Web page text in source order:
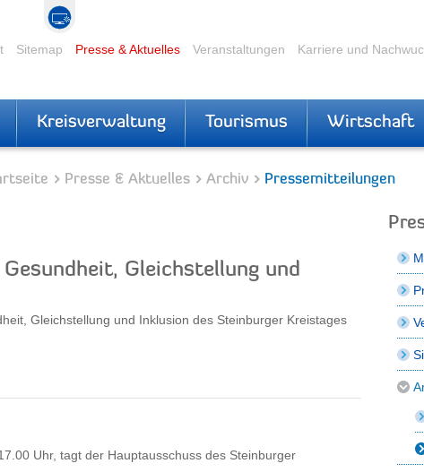
Sitemap Presse & Aktuelles Veranstaltungen Karriere und
Kreisverwaltung Tourismus Wirtschaft
Presse & Aktuelles Archiv Pressemitteilungen
Gleichstellung und
Gleichstellung und Inklusion des Steinburger Kreistages
Uhr, tagt der Hauptausschuss des Steinburger